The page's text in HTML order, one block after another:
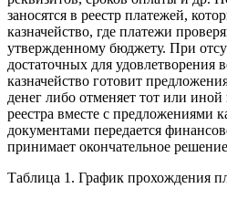
заносятся в реестр платежей,
казначейство, где платежи
утвержденному бюджету. При
достаточных для удовлетворения
казначейство готовит
денег либо отменяет тот или
реестра вместе с предложениями
документами передается
принимает окончательное
Таблица 1. График прохождения